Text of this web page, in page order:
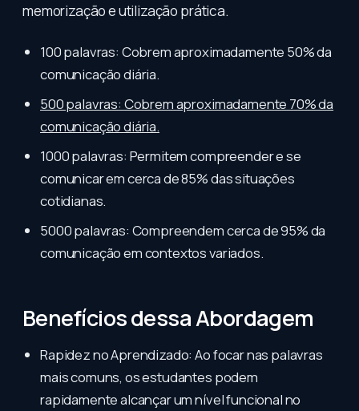
memorização e utilização prática.
100 palavras: Cobrem aproximadamente 50% da
comunicação diária.
500 palavras: Cobrem aproximadamente 70% da
comunicação diária.
1000 palavras: Permitem compreender e se
comunicar em cerca de 85% das situações
cotidianas.
5000 palavras: Compreendem cerca de 95% da
comunicação em contextos variados.
Benefícios dessa Abordagem
Rapidez no Aprendizado: Ao focar nas palavras
mais comuns, os estudantes podem
rapidamente alcançar um nível funcional no